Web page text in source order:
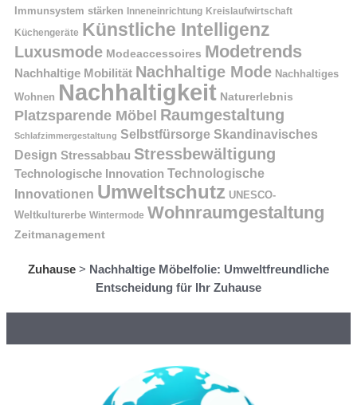
Immunsystem stärken Inneneinrichtung Kreislaufwirtschaft
Küchengeräte Künstliche Intelligenz
Luxusmode Modeaccessoires Modetrends
Nachhaltige Mobilität Nachhaltige Mode Nachhaltiges
Wohnen Nachhaltigkeit Naturerlebnis
Platzsparende Möbel Raumgestaltung
Schlafzimmergestaltung Selbstfürsorge Skandinavisches
Design Stressabbau Stressbewältigung
Technologische Innovation Technologische
Innovationen Umweltschutz UNESCO-
Weltkulturerbe Wintermode Wohnraumgestaltung
Zeitmanagement
Zuhause > Nachhaltige Möbelfolie: Umweltfreundliche
Entscheidung für Ihr Zuhause